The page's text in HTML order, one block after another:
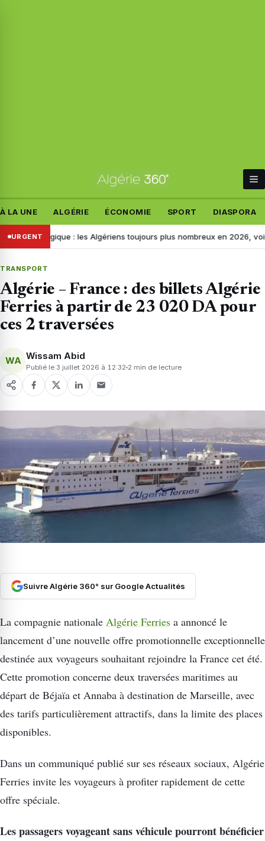
À LA UNE ALGÉRIE ÉCONOMIE SPORT DIASPORA
URGENT
Belgique : les Algériens toujours plus nombreux en 2026, voici les
TRANSPORT
Algérie – France : des billets Algérie
Ferries à partir de 23 020 DA pour
ces 2 traversées
WA Wissam Abid
Publié le 3 juillet 2026 à 12:32 2 min de lecture
Suivre Algérie 360° sur Google Actualités
La compagnie nationale Algérie Ferries a annoncé le
lancement d’une nouvelle offre promotionnelle exceptionnelle
destinée aux voyageurs souhaitant rejoindre la France cet été.
Cette promotion concerne deux traversées maritimes au
départ de Béjaïa et Annaba à destination de Marseille, avec
des tarifs particulièrement attractifs, dans la limite des places
disponibles.
Dans un communiqué publié sur ses réseaux sociaux, Algérie
Ferries invite les voyageurs à profiter rapidement de cette
offre spéciale.
Les passagers voyageant sans véhicule pourront bénéficier